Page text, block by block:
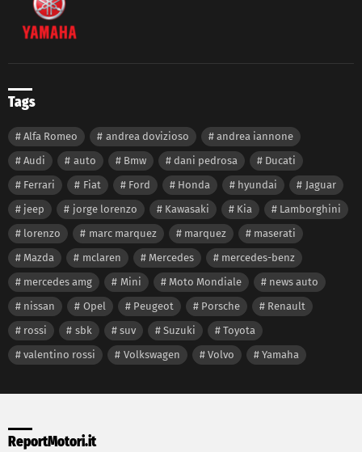
Tags
Alfa Romeo andrea dovizioso
andrea iannone
Audi
auto Bmw dani pedrosa
Ducati
Ferrari
Fiat Ford Honda hyundai
Jaguar
jeep
jorge lorenzo Kawasaki Kia
Lamborghini
lorenzo
marc marquez marquez
maserati
Mazda
mclaren Mercedes
mercedes-benz
mercedes amg
Mini Moto Mondiale
news auto
nissan
Opel Peugeot Porsche
Renault
rossi
sbk suv Suzuki
Toyota
valentino rossi
Volkswagen Volvo Yamaha
ReportMotori.it